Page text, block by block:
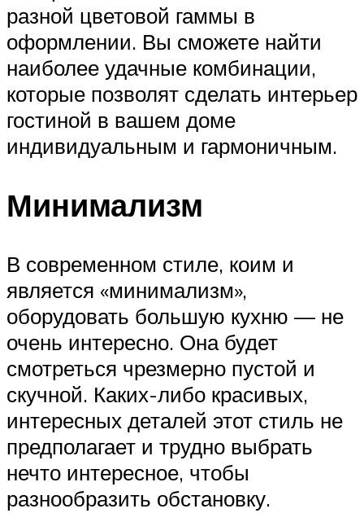
разной цветовой гаммы в
оформлении. Вы сможете найти
наиболее удачные комбинации,
которые позволят сделать интерьер
гостиной в вашем доме
индивидуальным и гармоничным.
Минимализм
В современном стиле, коим и
является «минимализм»,
оборудовать большую кухню — не
очень интересно. Она будет
смотреться чрезмерно пустой и
скучной. Каких-либо красивых,
интересных деталей этот стиль не
предполагает и трудно выбрать
нечто интересное, чтобы
разнообразить обстановку.